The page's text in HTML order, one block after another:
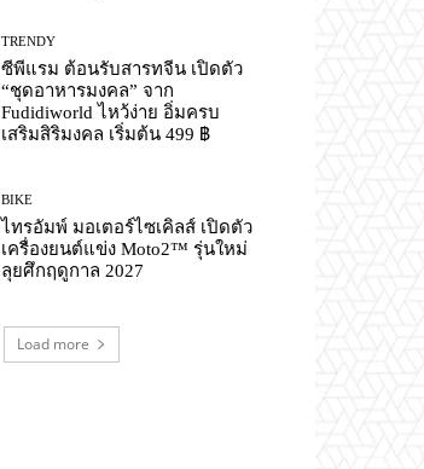
TRENDY
ซีพีแรม ต้อนรับสารทจีน เปิดตัว
“ชุดอาหารมงคล” จาก
Fudidiworld ไหว้ง่าย อิ่มครบ
เสริมสิริมงคล เริ่มต้น 499 ฿
BIKE
ไทรอัมพ์ มอเตอร์ไซเคิลส์ เปิดตัว
เครื่องยนต์แข่ง Moto2™ รุ่นใหม่
ลุยศึกฤดูกาล 2027
Load more